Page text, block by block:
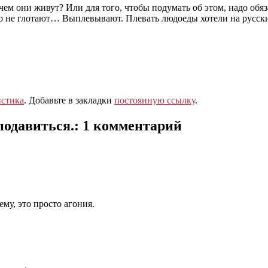
они живут? Или для того, чтобы подумать об этом, надо
глотают… Выплевывают. Плевать людоеды хотели на
. Добавьте в закладки постоянную ссылку.
: 1 комментарий
это просто агония.